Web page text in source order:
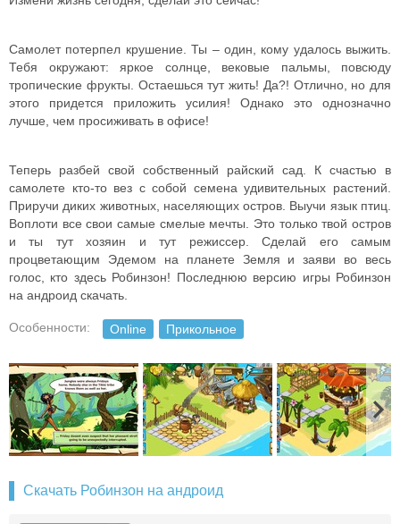
Самолет потерпел крушение. Ты – один, кому удалось выжить.
Тебя окружают: яркое солнце, вековые пальмы, повсюду
тропические фрукты. Остаешься тут жить! Да?! Отлично, но для
этого придется приложить усилия! Однако это однозначно
лучше, чем просиживать в офисе!
Теперь разбей свой собственный райский сад. К счастью в
самолете кто-то вез с собой семена удивительных растений.
Приручи диких животных, населяющих остров. Выучи язык птиц.
Воплоти все свои самые смелые мечты. Это только твой остров
и ты тут хозяин и тут режиссер. Сделай его самым
процветающим Эдемом на планете Земля и заяви во весь
голос, кто здесь Робинзон! Последнюю версию игры Робинзон
на андроид скачать.
Особенности: Online Прикольное
Скачать Робинзон на андроид